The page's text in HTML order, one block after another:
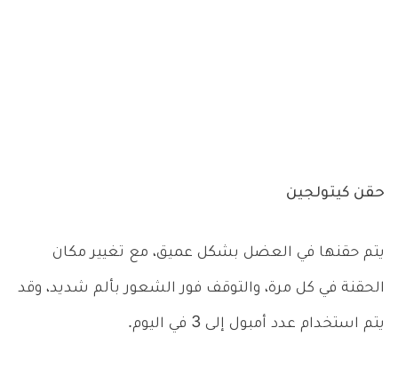
حقن كيتولجين
يتم حقنها في العضل بشكل عميق، مع تغيير مكان
الحقنة في كل مرة، والتوقف فور الشعور بألم شديد، وقد
يتم استخدام عدد أمبول إلى 3 في اليوم.